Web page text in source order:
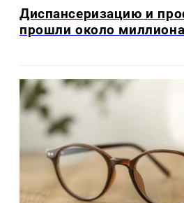
Диспансеризацию и
прошли около